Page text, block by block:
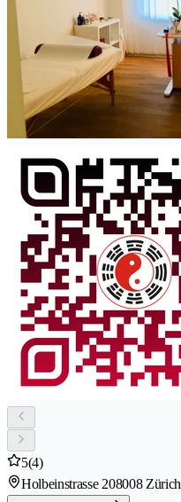
5(4)
Holbeinstrasse 208008 Zürich